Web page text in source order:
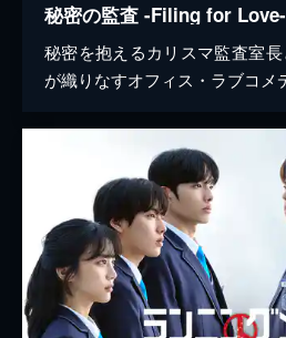
秘密の監査 -Filing for Love-
秘密を抱えるカリスマ監査室
が織りなすオフィス・ラブコメ